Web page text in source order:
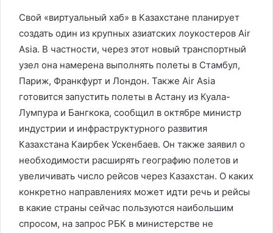
Свой «виртуальный хаб» в Казахстане планирует
создать один из крупных азиатских лоукостеров Air
Asia. В частности, через этот новый транспортный
узел она намерена выполнять полеты в Стамбул,
Париж, Франкфурт и Лондон. Также Air Asia
готовится запустить полеты в Астану из Куала-
Лумпура и Бангкока, сообщил в октябре министр
индустрии и инфраструктурного развития
Казахстана Каирбек Ускенбаев. Он также заявил о
необходимости расширять географию полетов и
увеличивать число рейсов через Казахстан. О каких
конкретно направлениях может идти речь и рейсы
в какие страны сейчас пользуются наибольшим
спросом, на запрос РБК в министерстве не